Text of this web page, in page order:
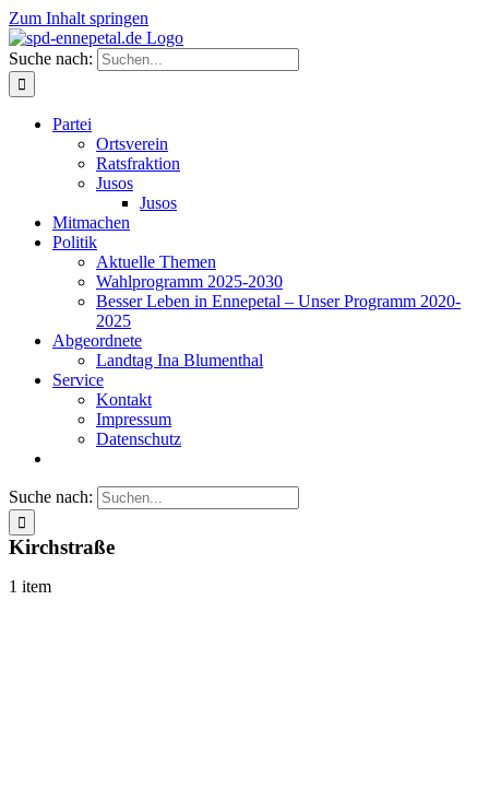
Zum Inhalt springen
Suche nach:
Partei
Ortsverein
Ratsfraktion
Jusos
Jusos
Mitmachen
Politik
Aktuelle Themen
Wahlprogramm 2025-2030
Besser Leben in Ennepetal – Unser Programm 2020-
2025
Abgeordnete
Landtag Ina Blumenthal
Service
Kontakt
Impressum
Datenschutz
Suche nach:
Kirchstraße
1 item